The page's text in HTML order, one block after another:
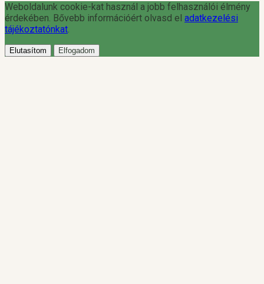
Weboldalunk cookie-kat használ a jobb felhasználói élmény
érdekében. Bővebb információért olvasd el adatkezelési
tájékoztatónkat
Elutasítom Elfogadom